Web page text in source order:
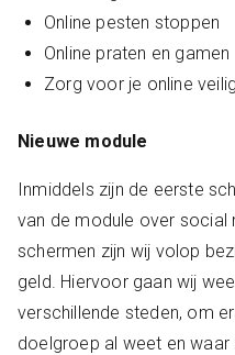
Online pesten stoppen
Online praten en gamen
Zorg voor je online
Nieuwe module
Inmiddels zijn de eerste
van de module over social
schermen zijn wij volop
geld. Hiervoor gaan wij
verschillende steden, om
doelgroep al weet en